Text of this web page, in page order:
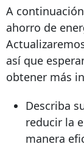
A
ahorro de
así que
obtener más
Describa
reducir la
manera